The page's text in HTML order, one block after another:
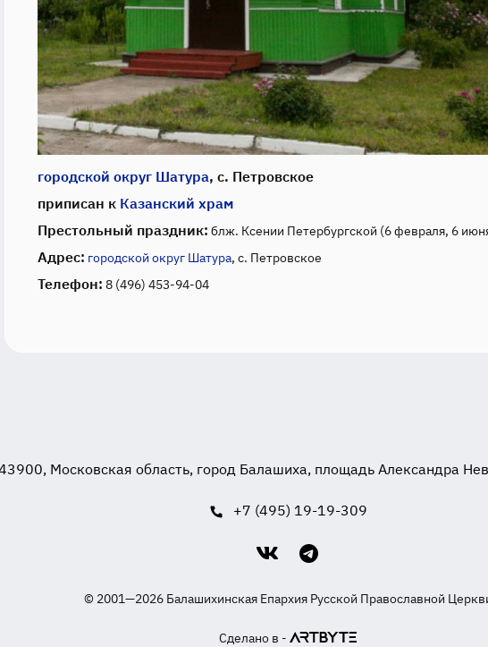
городской округ Шатура, с. Петровское
приписан к Казанский храм
Престольный праздник: блж. Ксении Петербургской (6 февраля, 6
Адрес: городской округ Шатура, с. Петровское
Телефон: 8 (496) 453-94-04
Московская область, город Балашиха, площадь Александра
+7 (495) 19-19-309
© 2001—2026 Балашихинская Епархия Русской Православной
Сделано в -